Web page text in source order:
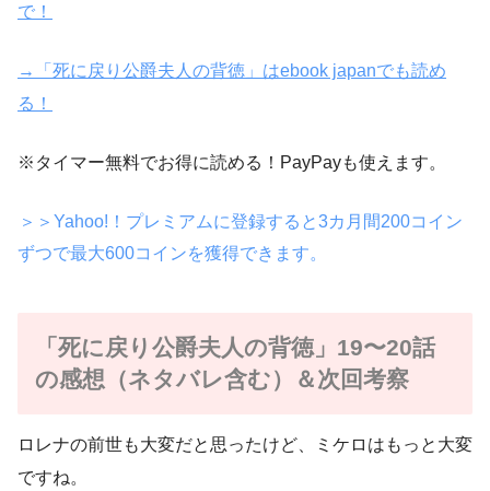
で！
→「死に戻り公爵夫人の背徳」はebook japanでも読め
る！
※タイマー無料でお得に読める！PayPayも使えます。
＞＞Yahoo!！プレミアムに登録すると3カ月間200コイン
ずつで最大600コインを獲得できます。
「死に戻り公爵夫人の背徳」19〜20話
の感想（ネタバレ含む）＆次回考察
ロレナの前世も大変だと思ったけど、ミケロはもっと大変
ですね。